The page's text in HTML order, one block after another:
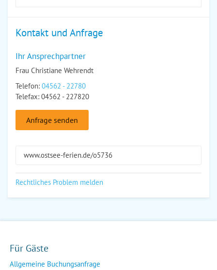
Kontakt und Anfrage
Ihr Ansprechpartner
Frau Christiane Wehrendt
Telefon: 04562 - 22780
Telefax: 04562 - 227820
Anfrage senden
www.ostsee-ferien.de/o5736
Rechtliches Problem melden
Für Gäste
Allgemeine Buchungsanfrage